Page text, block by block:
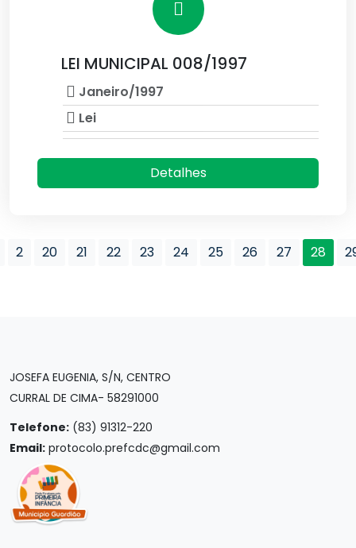
LEI MUNICIPAL 008/1997
Janeiro/1997
Lei
Detalhes
2 20 21 22 23 24 25 26 27 28
JOSEFA EUGENIA, S/N, CENTRO
CURRAL DE CIMA- 58291000
Telefone: (83) 91312-220
Email: protocolo.prefcdc@gmail.com